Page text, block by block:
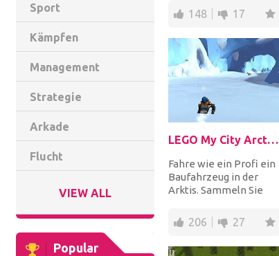
Sport
Kämpfen
Management
Strategie
Arkade
Flucht
VIEW ALL
Popular
und andere Autos! We...
148 17
LEGO My City Arctic Expedition
Fahre wie ein Profi ein
Baufahrzeug in der
Arktis. Sammeln Sie
vermeiden Sie alle
Hinde...
206 27